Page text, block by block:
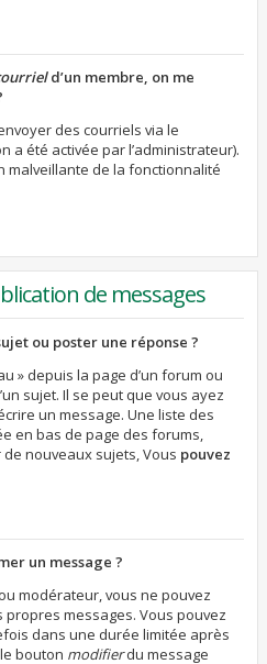
d’un membre, on me
des courriels via le
a été activée par l’administrateur).
malveillante de la fonctionnalité
de messages
ou poster une réponse ?
» depuis la page d’un forum ou
sujet. Il se peut que vous ayez
un message. Une liste des
en bas de page des forums,
nouveaux sujets, Vous pouvez
un message ?
modérateur, vous ne pouvez
messages. Vous pouvez
dans une durée limitée après
bouton modifierdu message